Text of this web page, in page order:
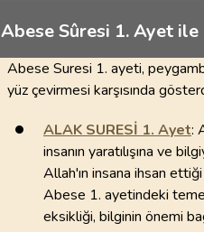
Abese Sûresi 1. Ayet
Abese Suresi 1. ayeti,
yüz çevirmesi karşısında
ALAK SURESİ 1. Ayet:
insanın yaratılışına ve
Allah'ın insana ihsan
Abese 1. ayetindeki
eksikliği, bilginin önemi